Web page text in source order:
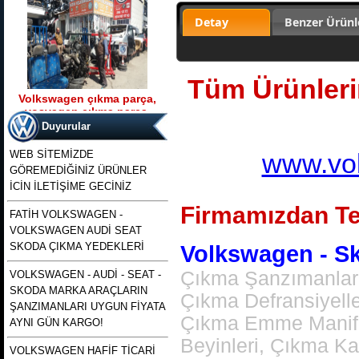
Volkswagen çıkma parça,
vosvagen çıkma parça,
wosvagen çıkma parça,
woswagen çıkma parça, vw
çıkma p
Ürün Kodu : t5 kasa transporter 2500 tdı
130 beygirlik çıkma motor
t5 kasa transporter 2500 tdı
130 beygirlik çıkma motor
2000 2001 2002 modellere uyumlu
çıkma merkezi kilit pompası , polo
merkezi kilit motoru, polo classıc ve
heşbekler icin merkezi kilit kontrol
pompası
Duyurular
WEB SİTEMİZDE
GÖREMEDİĞİNİZ ÜRÜNLER
İCİN İLETİŞİME GECİNİZ
FATİH VOLKSWAGEN -
VOLKSWAGEN AUDİ SEAT
SKODA ÇIKMA YEDEKLERİ
VOLKSWAGEN - AUDİ - SEAT -
SKODA MARKA ARAÇLARIN
ŞANZIMANLARI UYGUN FİYATA
AYNI GÜN KARGO!
VOLKSWAGEN HAFİF TİCARİ
Detay Benzer
Tüm
Firmamızdan
Volkswagen -
Çıkma
Çıkma
Çıkma Emme
Beyinleri, Çıkma